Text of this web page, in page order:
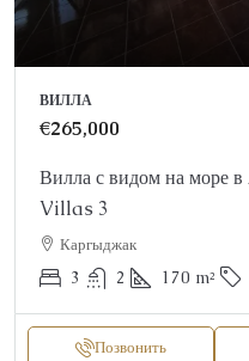
ВИЛЛА
€265,000
Вилла с видом на море
Villas 3
Каргыджак
3 2 170 m²
Позвонить